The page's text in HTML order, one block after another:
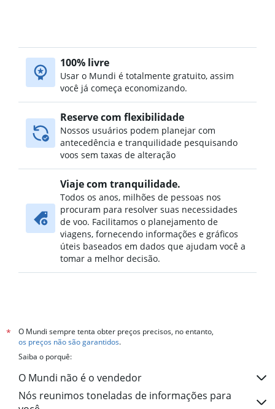
100% livre
Usar o Mundi é totalmente gratuito, assim
você já começa economizando.
Reserve com flexibilidade
Nossos usuários podem planejar com
antecedência e tranquilidade pesquisando
voos sem taxas de alteração
Viaje com tranquilidade.
Todos os anos, milhões de pessoas nos
procuram para resolver suas necessidades
de voo. Facilitamos o planejamento de
viagens, fornecendo informações e gráficos
úteis baseados em dados que ajudam você a
tomar a melhor decisão.
*
O Mundi sempre tenta obter preços precisos, no entanto,
os preços não são garantidos.
Saiba o porquê:
O Mundi não é o vendedor
Nós reunimos toneladas de informações para